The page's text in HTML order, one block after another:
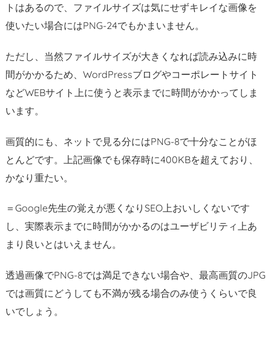
トはあるので、ファイルサイズは気にせずキレイな画像を
使いたい場合にはPNG-24でもかまいません。
ただし、当然ファイルサイズが大きくなれば読み込みに時
間がかかるため、WordPressブログやコーポレートサイト
などWEBサイト上に使うと表示までに時間がかかってしま
います。
画質的にも、ネットで見る分にはPNG-8で十分なことがほ
とんどです。上記画像でも保存時に400KBを超えており、
かなり重たい。
＝Google先生の覚えが悪くなりSEO上おいしくないです
し、実際表示までに時間がかかるのはユーザビリティ上あ
まり良いとはいえません。
透過画像でPNG-8では満足できない場合や、最高画質のJPG
では画質にどうしても不満が残る場合のみ使うくらいで良
いでしょう。